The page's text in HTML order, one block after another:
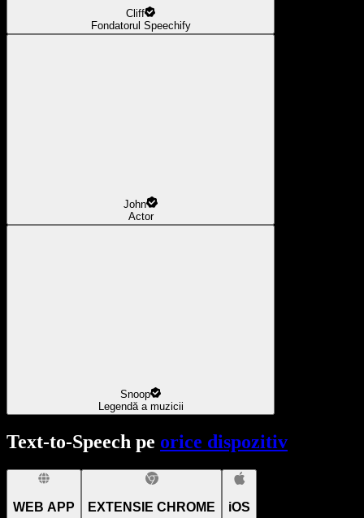
Cliff
Fondatorul Speechify
John
Actor
Snoop
Legendă a muzicii
Text-to-Speech pe orice dispozitiv
WEB APP EXTENSIE CHROME iOS